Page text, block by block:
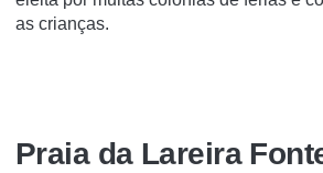
as crianças.
Praia da Lareira